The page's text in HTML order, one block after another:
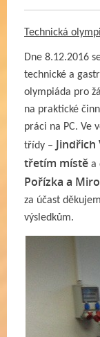
Technická
Dne 8.12.2016
technické a
olympiáda pro
na praktické
práci na PC. Ve
třídy –
třetím místě a
Pořízka a
za účast
výsledkům.